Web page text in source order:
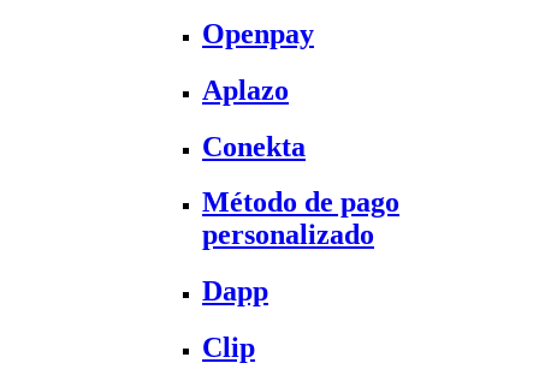
Openpay
Aplazo
Conekta
Método de pago
personalizado
Dapp
Clip